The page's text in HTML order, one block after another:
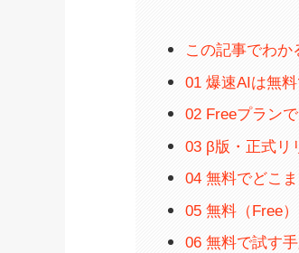
この記事でわか
01 爆速AIは無
02 Freeプラン
03 β版・正式リ
04 無料でどこ
05 無料（Free
06 無料で試す